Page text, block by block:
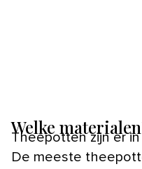
Welke
Theepotten zijn er in allerlei soorten en maten.
De meeste